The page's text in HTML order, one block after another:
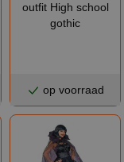
outfit High school
gothic
op voorraad